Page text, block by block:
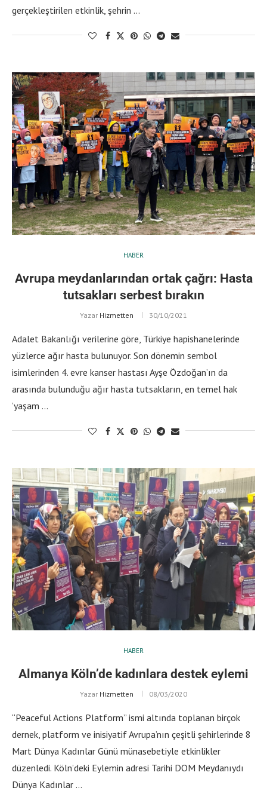
gerçekleştirilen etkinlik, şehrin …
HABER
Avrupa meydanlarından ortak çağrı: Hasta
tutsakları serbest bırakın
Yazar Hizmetten 30/10/2021
Adalet Bakanlığı verilerine göre, Türkiye hapishanelerinde
yüzlerce ağır hasta bulunuyor. Son dönemin sembol
isimlerinden 4. evre kanser hastası Ayşe Özdoğan’ın da
arasında bulunduğu ağır hasta tutsakların, en temel hak
’yaşam …
HABER
Almanya Köln’de kadınlara destek eylemi
Yazar Hizmetten 08/03/2020
“Peaceful Actions Platform” ismi altında toplanan birçok
dernek, platform ve inisiyatif Avrupa’nın çeşitli şehirlerinde 8
Mart Dünya Kadınlar Günü münasebetiyle etkinlikler
düzenledi. Köln’deki Eylemin adresi Tarihi DOM Meydanıydı
Dünya Kadınlar …